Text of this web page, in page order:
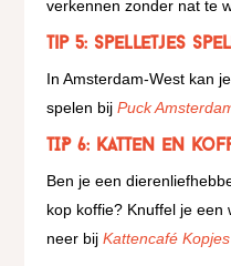
verkennen zonder nat te
Tip 5: Spelletjes
In Amsterdam-West kan
spelen bijPuck
TIP 6: Katten en
Ben je een
kop koffie? Knuffel je
neer bijKattencafé